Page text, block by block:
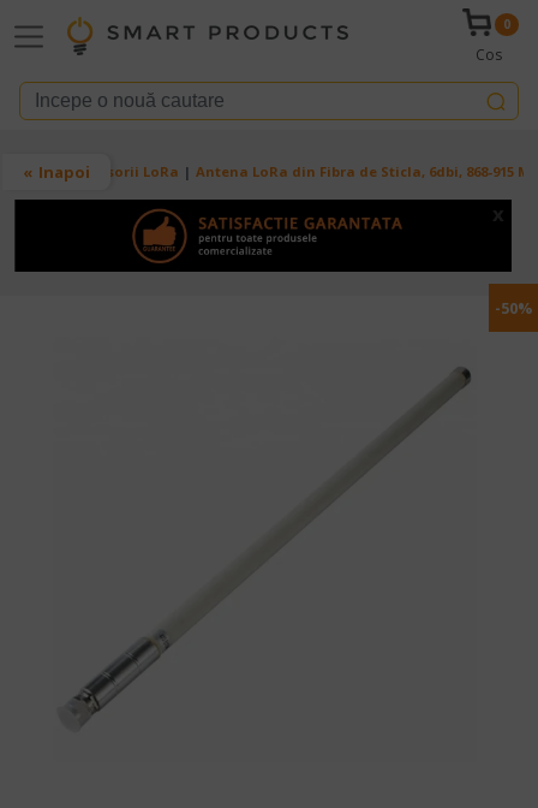
0
Cos
Breadcrumb
Acasa Accesorii LoRa Antena LoRa din Fibra de Sticla, 6dbi, 868-915
Inapoi
x
-50%